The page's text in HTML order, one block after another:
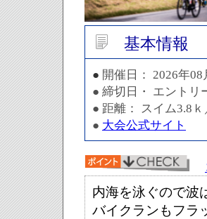
基本情報
● 開催日： 2026年08
● 締切日・ エントリ
● 距離： スイム3.8
● 大会公式サイト
内海を泳ぐので波
バイクランもフラ